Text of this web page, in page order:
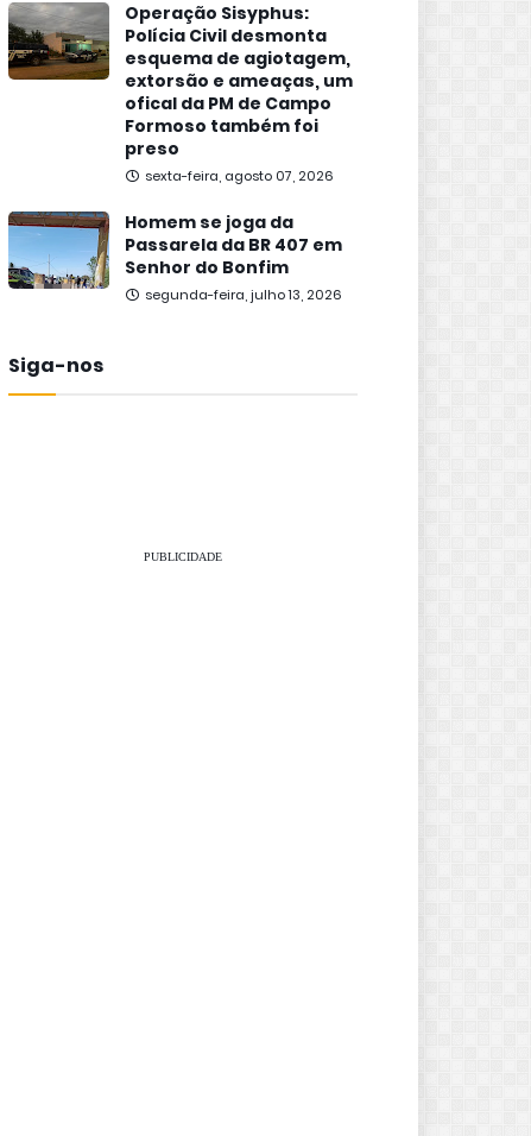
Operação Sisyphus:
Polícia Civil desmonta
esquema de agiotagem,
extorsão e ameaças, um
ofical da PM de Campo
Formoso também foi
preso
sexta-feira, agosto 07, 2026
Homem se joga da
Passarela da BR 407 em
Senhor do Bonfim
segunda-feira, julho 13, 2026
Siga-nos
PUBLICIDADE